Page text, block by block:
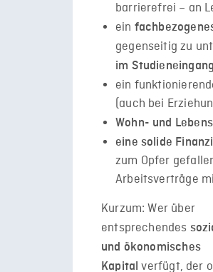
barrierefrei – an
ein
gegenseitig zu
im Studieneingang
ein
(auch bei
Wohn- und
eine solide
zum Opfer
Arbeitsverträge
Kurzum: Wer über
entsprechendes
und ökonomisches
Kapital verfügt, der